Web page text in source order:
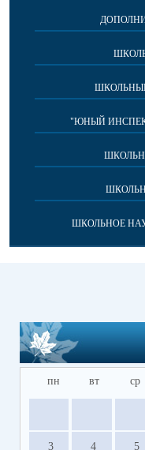
"ЮНЫЙ
ШКОЛЬНОЕ
пн вт ср
3 4 5